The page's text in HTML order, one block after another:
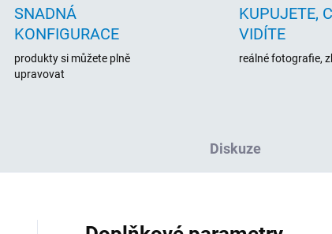
SNADNÁ
KONFIGURACE
produkty si můžete plně
upravovat
KUPUJETE,
VIDÍTE
reálné fotografie,
Diskuze